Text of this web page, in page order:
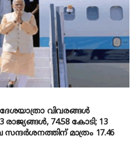
വിവരങ്ങൾ
രാജ്യങ്ങൾ, 74.58 കോടി; 13
മാത്രം 17.46